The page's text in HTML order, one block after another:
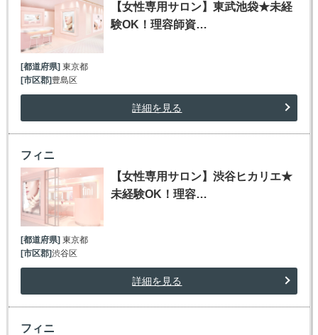
【女性専用サロン】東武池袋★未経
験OK！理容師資…
[都道府県]東京都
[市区郡]豊島区
詳細を見る
フィニ
【女性専用サロン】渋谷ヒカリエ★
未経験OK！理容…
[都道府県]東京都
[市区郡]渋谷区
詳細を見る
フィニ